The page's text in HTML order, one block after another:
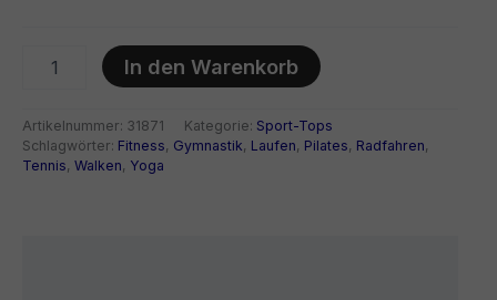
Reissverschluss
Menge
In den Warenkorb
Artikelnummer: 31871 Kategorie: Sport-Tops
Schlagwörter: Fitness, Gymnastik, Laufen, Pilates, Radfahren,
Tennis, Walken, Yoga